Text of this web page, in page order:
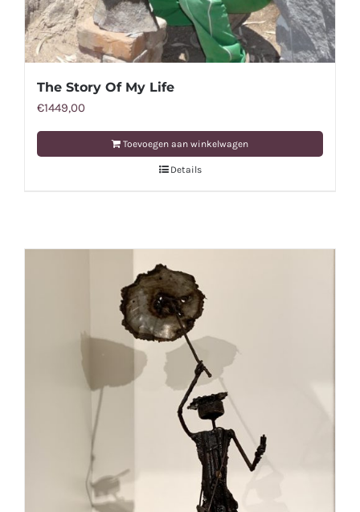
The Story Of My Life
€1449,00
Toevoegen aan winkelwagen
Details